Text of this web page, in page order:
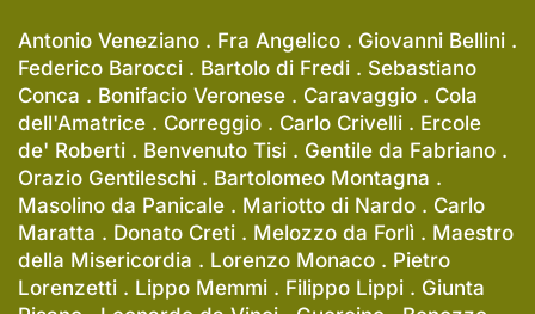
Antonio Veneziano . Fra Angelico . Giovanni Bellini .
Federico Barocci . Bartolo di Fredi . Sebastiano
Conca . Bonifacio Veronese . Caravaggio . Cola
dell'Amatrice . Correggio . Carlo Crivelli . Ercole
de' Roberti . Benvenuto Tisi . Gentile da Fabriano .
Orazio Gentileschi . Bartolomeo Montagna .
Masolino da Panicale . Mariotto di Nardo . Carlo
Maratta . Donato Creti . Melozzo da Forlì . Maestro
della Misericordia . Lorenzo Monaco . Pietro
Lorenzetti . Lippo Memmi . Filippo Lippi . Giunta